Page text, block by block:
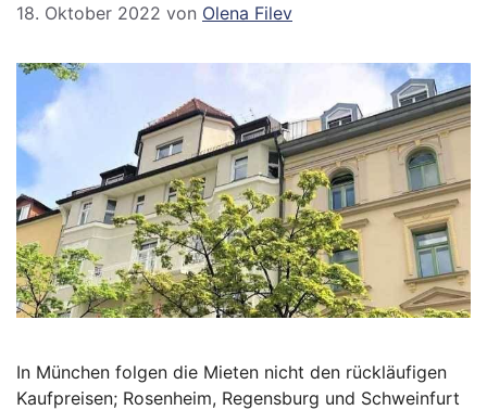
18. Oktober 2022 von Olena Filev
In München folgen die Mieten nicht den rückläufigen
Kaufpreisen; Rosenheim, Regensburg und Schweinfurt